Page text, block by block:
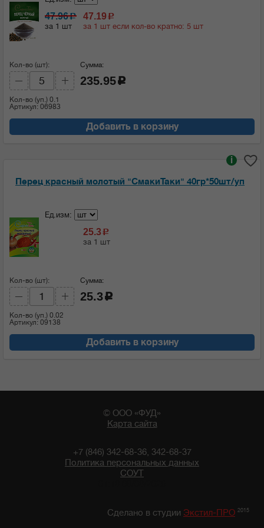
47.96c
за 1 шт
47.19c
за 1 шт если кол-во кратно: 5 шт
Кол-во (шт):
Кол-во (уп.) 0.1
Артикул: 06983
Сумма:
235.95 c
Добавить в корзину
Перец красный молотый "СмакиТаки" 40гр*50шт/уп
i
Ед.изм:
25.3 c
за 1 шт
Кол-во (шт):
Кол-во (уп.) 0.02
Артикул: 09138
Сумма:
25.3 c
Добавить в корзину
© ООО «ФУД»
Карта сайта
+7 (846) 342-68-36, 342-68-37
Политика персональных данных
СОУТ
Сделано в студии Экстил-ПРО 2015